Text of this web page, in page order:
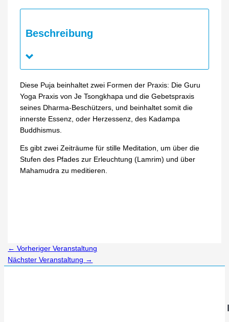
Beschreibung
Diese Puja beinhaltet zwei Formen der Praxis: Die Guru
Yoga Praxis von Je Tsongkhapa und die Gebetspraxis
seines Dharma-Beschützers, und beinhaltet somit die
innerste Essenz, oder Herzessenz, des Kadampa
Buddhismus.
Es gibt zwei Zeiträume für stille Meditation, um über die
Stufen des Pfades zur Erleuchtung (Lamrim) und über
Mahamudra zu meditieren.
← Vorheriger Veranstaltung
Nächster Veranstaltung →